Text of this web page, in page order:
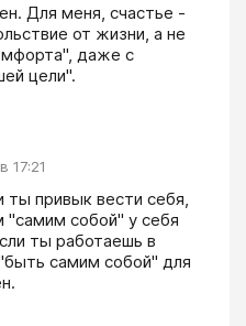
Для меня, счастье -
от жизни, а не
даже с
цели".
17:21
ты привык вести себя,
"самим собой" у себя
ты работаешь в
самим собой" для